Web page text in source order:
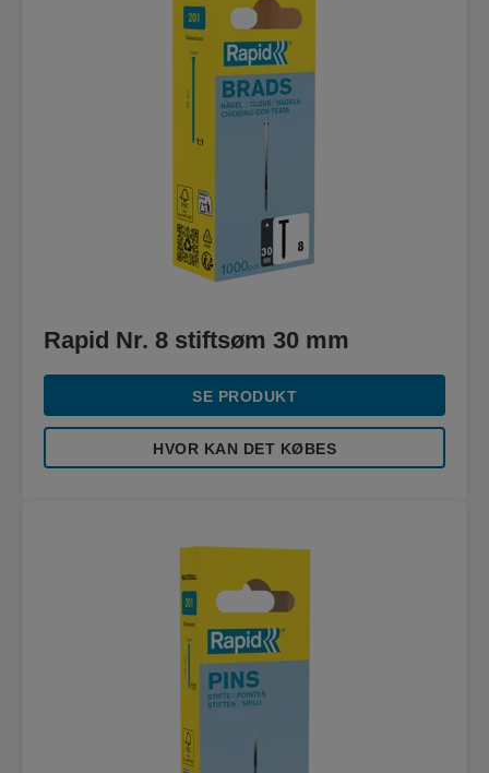
Rapid Nr. 8 stiftsøm 30 mm
SE PRODUKT
HVOR KAN DET KØBES